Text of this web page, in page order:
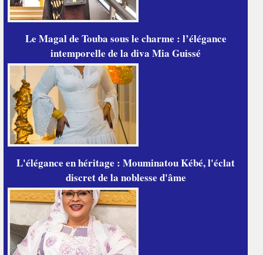
Le Magal de Touba sous le charme : l’élégance
intemporelle de la diva Mia Guissé
L'élégance en héritage : Mouminatou Kébé, l'éclat
discret de la noblesse d'âme